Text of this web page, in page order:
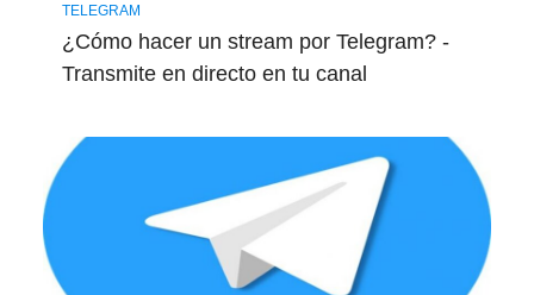
TELEGRAM
¿Cómo hacer un stream por Telegram? -
Transmite en directo en tu canal